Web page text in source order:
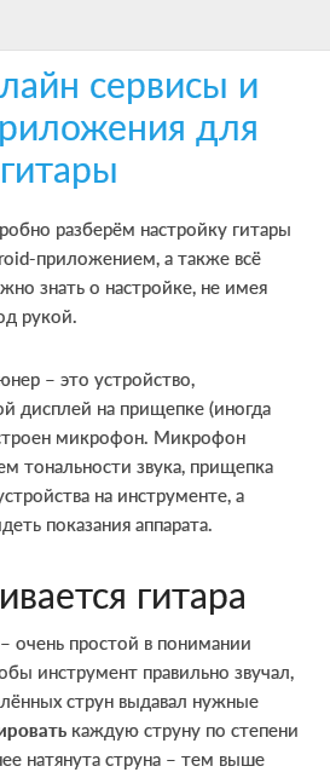
сервисы и
для
разберём настройку гитары
приложением, а также всё
знать о настройке, не имея
рукой.
– это устройство,
дисплей на прищепке (иногда
микрофон. Микрофон
тональности звука, прищепка
на инструменте, а
показания аппарата.
гитара
очень простой в понимании
инструмент правильно звучал,
струн выдавал нужные
каждую струну по степени
натянута струна – тем выше